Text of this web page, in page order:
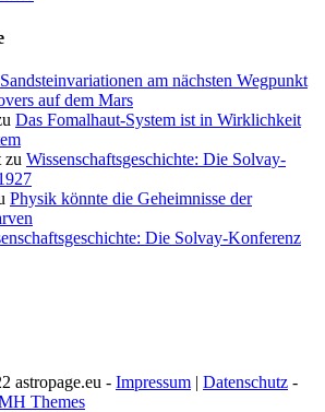
Sandsteinvariationen am nächsten Wegpunkt
auf dem Mars
Das Fomalhaut-System ist in Wirklichkeit
zu Wissenschaftsgeschichte: Die Solvay-
Physik könnte die Geheimnisse der
Die Solvay-Konferenz
astropage.eu - Impressum | Datenschutz -
Themes